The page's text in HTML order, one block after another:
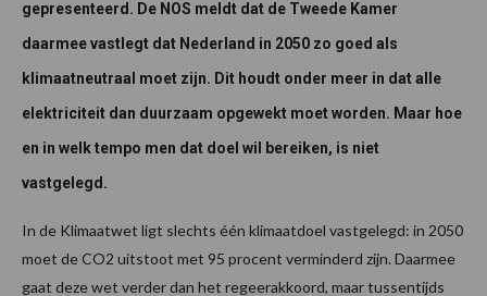
gepresenteerd. De NOS meldt dat de Tweede Kamer
daarmee vastlegt dat Nederland in 2050 zo goed als
klimaatneutraal moet zijn. Dit houdt onder meer in dat alle
elektriciteit dan duurzaam opgewekt moet worden. Maar hoe
en in welk tempo men dat doel wil bereiken, is niet
vastgelegd.
In de Klimaatwet ligt slechts één klimaatdoel vastgelegd: in 2050
moet de CO2 uitstoot met 95 procent verminderd zijn. Daarmee
gaat deze wet verder dan het regeerakkoord, maar tussentijds